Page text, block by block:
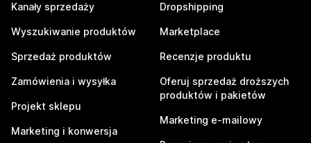
Kanały sprzedaży
Wyszukiwanie produktów
Sprzedaż produktów
Zamówienia i wysyłka
Projekt sklepu
Marketing i konwersja
Dropshipping
Marketplace
Recenzje produktu
Oferuj sprzedaż droższych
produktów i pakietów
Marketing e-mailowy